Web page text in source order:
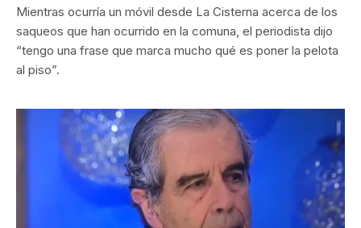
Mientras ocurría un móvil desde La Cisterna acerca de los
saqueos que han ocurrido en la comuna, el periodista dijo
“tengo una frase que marca mucho qué es poner la pelota
al piso”.